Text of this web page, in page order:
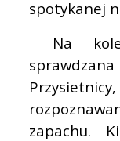
spotykanej
Na
sprawdzana
zapachu.